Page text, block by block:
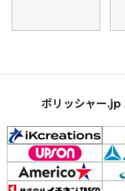
ポリッシャー.jp